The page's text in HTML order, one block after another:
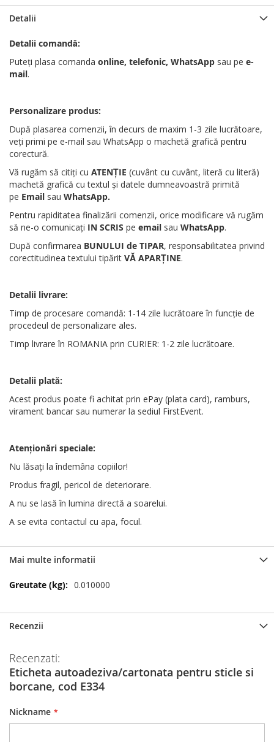
Detalii
Detalii comandă:
Puteți plasa comanda online, telefonic, WhatsApp sau pe e-
mail.
Personalizare produs:
După plasarea comenzii, în decurs de maxim 1-3 zile lucrătoare,
veți primi pe e-mail sau WhatsApp o machetă grafică pentru
corectură.
Vă rugăm să citiți cu ATENȚIE (cuvânt cu cuvânt, literă cu literă)
machetă grafică cu textul și datele dumneavoastră primită
pe Email sau WhatsApp.
Pentru rapiditatea finalizării comenzii, orice modificare vă rugăm
să ne-o comunicați IN SCRIS pe email sau WhatsApp.
După confirmarea BUNULUI de TIPAR, responsabilitatea privind
corectitudinea textului tipărit VĂ APARȚINE.
Detalii livrare:
Timp de procesare comandă: 1-14 zile lucrătoare în funcție de
procedeul de personalizare ales.
Timp livrare în ROMANIA prin CURIER: 1-2 zile lucrătoare.
Detalii plată:
Acest produs poate fi achitat prin ePay (plata card), ramburs,
virament bancar sau numerar la sediul FirstEvent.
Atenționări speciale:
Nu lăsați la îndemâna copiilor!
Produs fragil, pericol de deteriorare.
A nu se lasă în lumina directă a soarelui.
A se evita contactul cu apa, focul.
Mai multe informatii
Mai
0.010000
Recenzii
Recenzati:
Eticheta autoadeziva/cartonata pentru sticle si
borcane, cod E334
Nickname